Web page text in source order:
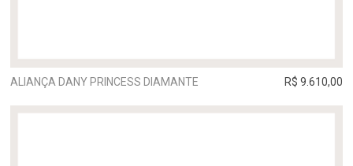
ALIANÇA DANY PRINCESS DIAMANTE R$ 9.610,00